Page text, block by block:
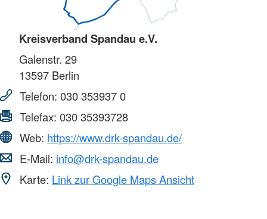
Kreisverband Spandau e.V.
Galenstr. 29
13597 Berlin
Telefon: 030 353937 0
Telefax: 030 35393728
Web: https://www.drk-spandau.de/
E-Mail: info@drk-spandau.de
Karte: Link zur Google Maps Ansicht